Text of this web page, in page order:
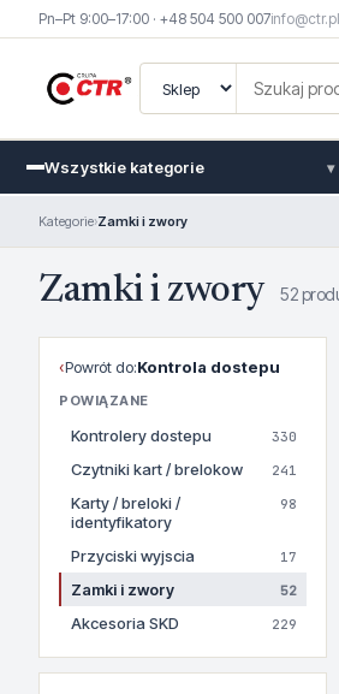
Pn–Pt 9:00–17:00 · +48 504 500 007info@ctr.pl
Wszystkie kategorie ▾
Kategorie›Zamki i zwory
Zamki i zwory 52
‹Powrót do:Kontrola dostepu
POWIĄZANE
Kontrolery dostepu 330
Czytniki kart / brelokow 241
Karty / breloki /
identyfikatory
98
Przyciski wyjscia 17
Zamki i zwory 52
Akcesoria SKD 229